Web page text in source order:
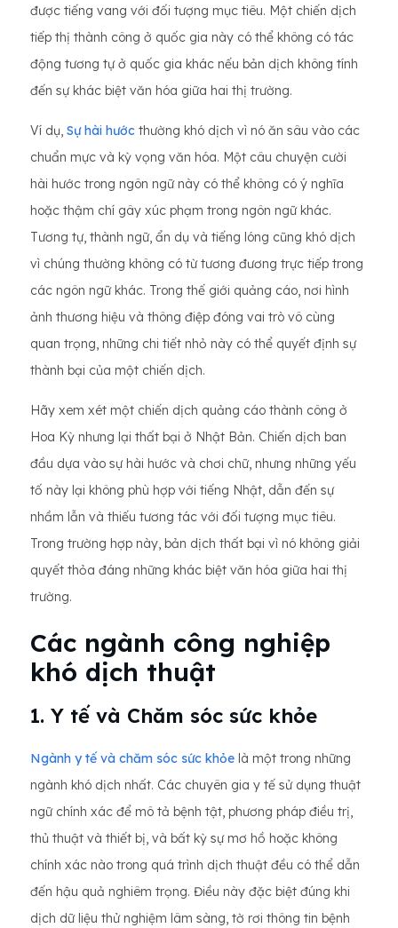
được tiếng vang với đối tượng mục tiêu. Một chiến dịch
tiếp thị thành công ở quốc gia này có thể không có tác
động tương tự ở quốc gia khác nếu bản dịch không tính
đến sự khác biệt văn hóa giữa hai thị trường.
Ví dụ, Sự hài hước thường khó dịch vì nó ăn sâu vào các
chuẩn mực và kỳ vọng văn hóa. Một câu chuyện cười
hài hước trong ngôn ngữ này có thể không có ý nghĩa
hoặc thậm chí gây xúc phạm trong ngôn ngữ khác.
Tương tự, thành ngữ, ẩn dụ và tiếng lóng cũng khó dịch
vì chúng thường không có từ tương đương trực tiếp trong
các ngôn ngữ khác. Trong thế giới quảng cáo, nơi hình
ảnh thương hiệu và thông điệp đóng vai trò vô cùng
quan trọng, những chi tiết nhỏ này có thể quyết định sự
thành bại của một chiến dịch.
Hãy xem xét một chiến dịch quảng cáo thành công ở
Hoa Kỳ nhưng lại thất bại ở Nhật Bản. Chiến dịch ban
đầu dựa vào sự hài hước và chơi chữ, nhưng những yếu
tố này lại không phù hợp với tiếng Nhật, dẫn đến sự
nhầm lẫn và thiếu tương tác với đối tượng mục tiêu.
Trong trường hợp này, bản dịch thất bại vì nó không giải
quyết thỏa đáng những khác biệt văn hóa giữa hai thị
trường.
Các ngành công nghiệp
khó dịch thuật
1. Y tế và Chăm sóc sức khỏe
Ngành y tế và chăm sóc sức khỏe là một trong những
ngành khó dịch nhất. Các chuyên gia y tế sử dụng thuật
ngữ chính xác để mô tả bệnh tật, phương pháp điều trị,
thủ thuật và thiết bị, và bất kỳ sự mơ hồ hoặc không
chính xác nào trong quá trình dịch thuật đều có thể dẫn
đến hậu quả nghiêm trọng. Điều này đặc biệt đúng khi
dịch dữ liệu thử nghiệm lâm sàng, tờ rơi thông tin bệnh